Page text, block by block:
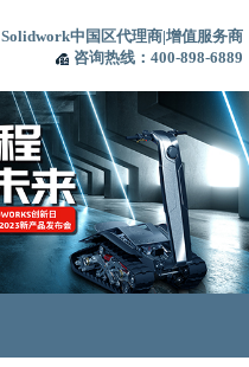
Solidwork中国区代理商|增值服务商
咨询热线：400-898-6889